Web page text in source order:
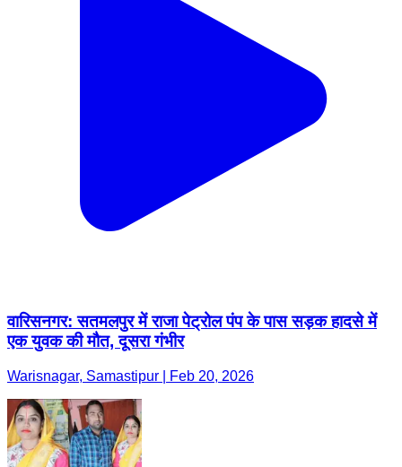
वारिसनगर: सतमलपुर में राजा पेट्रोल पंप के पास सड़क हादसे में
एक युवक की मौत, दूसरा गंभीर
Warisnagar, Samastipur | Feb 20, 2026